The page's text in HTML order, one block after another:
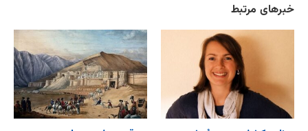
خبرهای مرتبط